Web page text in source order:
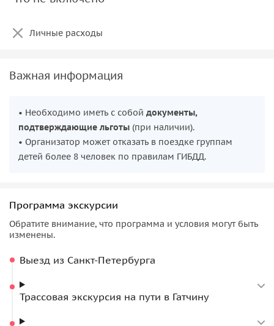
Личные расходы
Важная информация
• Необходимо иметь с собой документы,
подтверждающие льготы (при наличии).
• Организатор может отказать в поездке группам
детей более 8 человек по правилам ГИБДД.
Программа экскурсии
Обратите внимание, что программа и условия могут быть
изменены.
Выезд из Санкт-Петербурга
Трассовая экскурсия на пути в Гатчину